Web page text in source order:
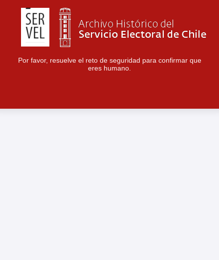
Por favor, resuelve el reto de seguridad para confirmar que
eres humano.